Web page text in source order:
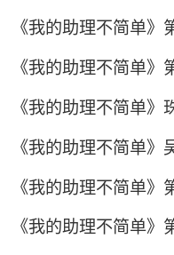
《我的助理不简单
《我的助理不简单
《我的助理不简单》
《我的助理不简单》
《我的助理不简单
《我的助理不简单